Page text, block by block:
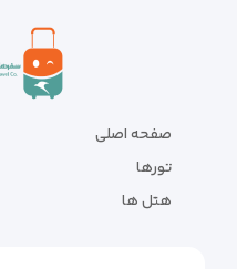
صفحه اصلی
تورها
هتل ها